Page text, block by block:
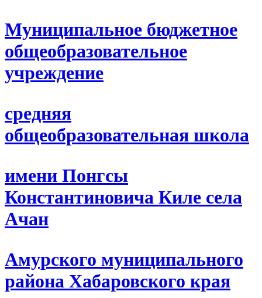
Муниципальное бюджетное
общеобразовательное
учреждение
средняя
общеобразовательная школа
имени Понгсы
Константиновича Киле села
Ачан
Амурского муниципального
района Хабаровского края